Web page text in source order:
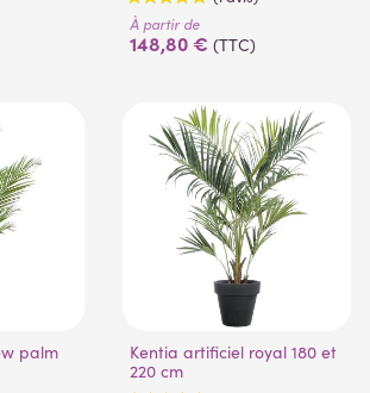
(1 avis)
À partir de
148,80 € (TTC)
Kentia artificiel royal 180 et
220 cm